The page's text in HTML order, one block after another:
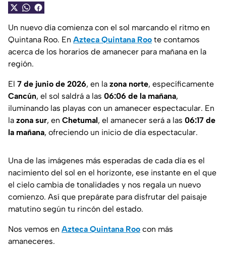
Un nuevo día comienza con el sol marcando el ritmo en
Quintana Roo. En Azteca Quintana Roo te contamos
acerca de los horarios de amanecer para mañana en la
región.
El 7 de junio de 2026, en la zona norte, específicamente
Cancún, el sol saldrá a las 06:06 de la mañana,
iluminando las playas con un amanecer espectacular. En
la zona sur, en Chetumal, el amanecer será a las 06:17 de
la mañana, ofreciendo un inicio de día espectacular.
Una de las imágenes más esperadas de cada día es el
nacimiento del sol en el horizonte, ese instante en el que
el cielo cambia de tonalidades y nos regala un nuevo
comienzo. Así que prepárate para disfrutar del paisaje
matutino según tu rincón del estado.
Nos vemos en Azteca Quintana Roo con más
amaneceres.